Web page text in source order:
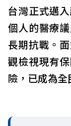
台灣正式邁
個人的醫療
長期抗戰。
觀檢視現有
險，已成為全